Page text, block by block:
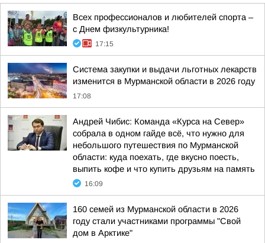
Всех профессионалов и любителей спорта –
с Днем физкультурника!
17:15
Система закупки и выдачи льготных лекарств
изменится в Мурманской области в 2026 году
17:08
Андрей Чибис: Команда «Курса на Север»
собрала в одном гайде всё, что нужно для
небольшого путешествия по Мурманской
области: куда поехать, где вкусно поесть,
выпить кофе и что купить друзьям на память
16:09
160 семей из Мурманской области в 2026
году стали участниками программы "Свой
дом в Арктике"